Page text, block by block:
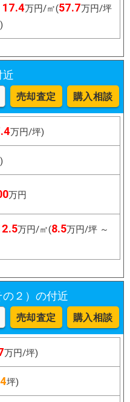
17.4万円/㎡(57.7万円/坪
近
売却査定 購入相談
万円/坪)
万円
万円/㎡(8.5万円/坪 ～
２）の付近
売却査定 購入相談
万円/坪)
坪)